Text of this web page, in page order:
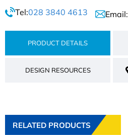
Tel:028 3840 4613 Email:
PRODUCT DETAILS
DESIGN RESOURCES
RELATED PRODUCTS